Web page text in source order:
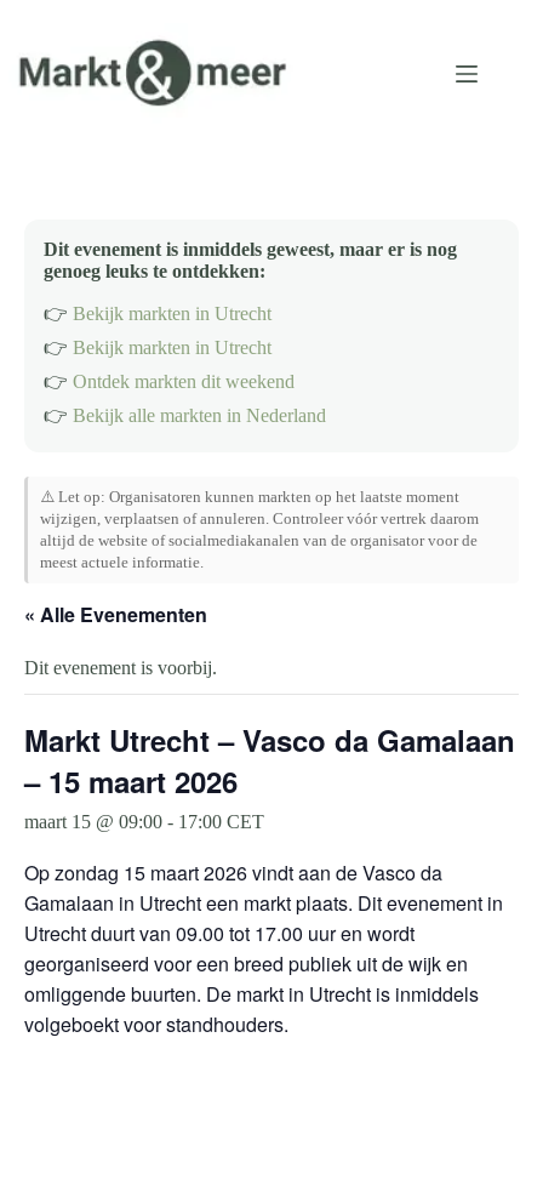
inhoud
Dit evenement is inmiddels geweest, maar er is nog
genoeg leuks te ontdekken:
👉 Bekijk markten in Utrecht
👉 Bekijk markten in Utrecht
👉 Ontdek markten dit weekend
👉 Bekijk alle markten in Nederland
⚠️ Let op: Organisatoren kunnen markten op het laatste moment
wijzigen, verplaatsen of annuleren. Controleer vóór vertrek daarom
altijd de website of socialmediakanalen van de organisator voor de
meest actuele informatie.
« Alle Evenementen
Dit evenement is voorbij.
Markt Utrecht – Vasco da Gamalaan
– 15 maart 2026
maart 15 @ 09:00 - 17:00 CET
Op zondag 15 maart 2026 vindt aan de Vasco da
Gamalaan in Utrecht een markt plaats. Dit evenement in
Utrecht duurt van 09.00 tot 17.00 uur en wordt
georganiseerd voor een breed publiek uit de wijk en
omliggende buurten. De markt in Utrecht is inmiddels
volgeboekt voor standhouders.